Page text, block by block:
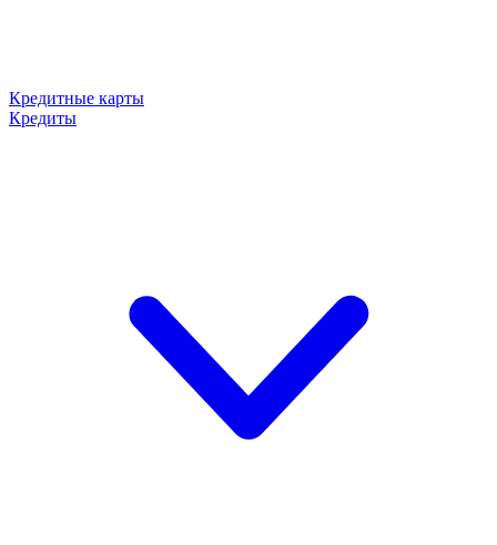
Кредитные карты
Кредиты